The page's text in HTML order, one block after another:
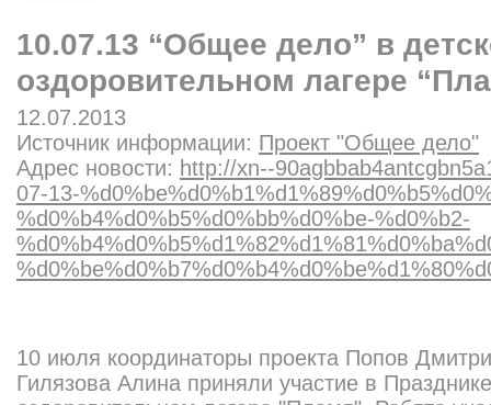
10.07.13 “Общее дело” в
оздоровительном лагере
12.07.2013
Источник информации: Проект "Общее дело"
Адрес новости: http://xn--
07-13-
%d0%b4%d0%b5%d0%bb%d0%be-%d0%b2-
10 июля координаторы проекта Попов
Гилязова Алина приняли участие в